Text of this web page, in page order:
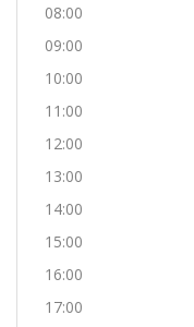
08:00
09:00
10:00
11:00
12:00
13:00
14:00
15:00
16:00
17:00